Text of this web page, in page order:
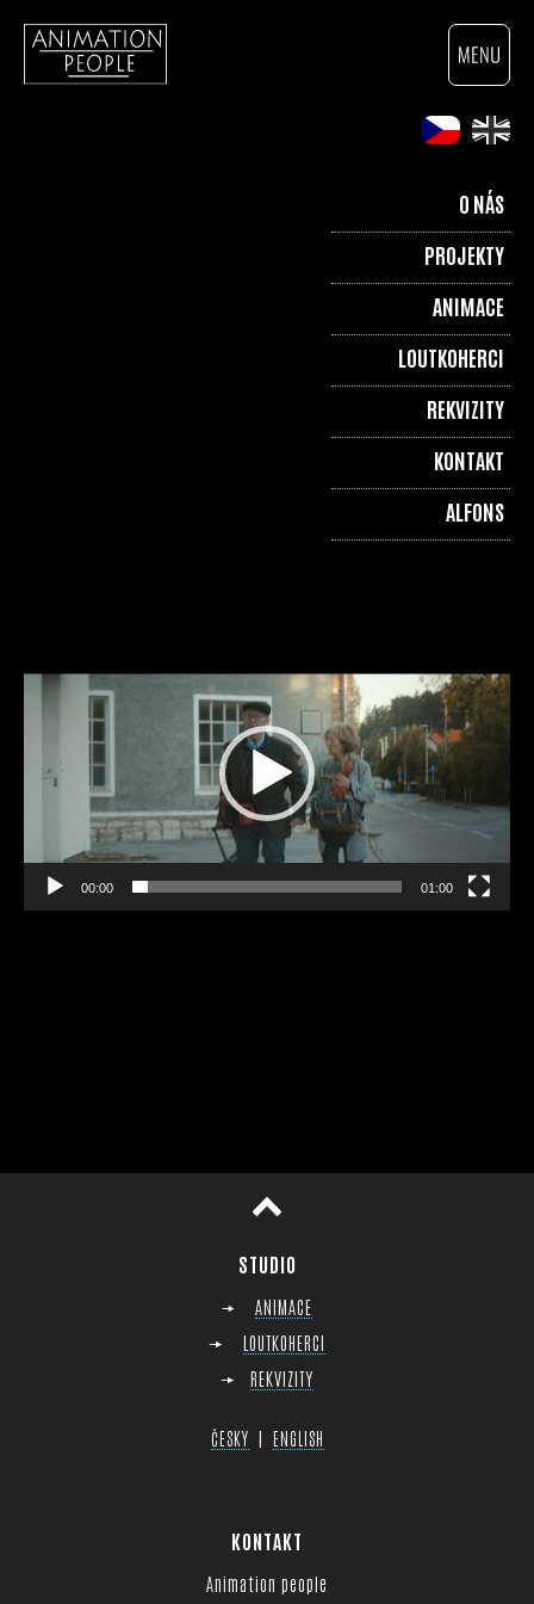
O NÁS
PROJEKTY
ANIMACE
LOUTKOHERCI
REKVIZITY
KONTAKT
ALFONS
přehrávač
00:00 01:00
STUDIO
ANIMACE
LOUTKOHERCI
REKVIZITY
ČESKY | ENGLISH
KONTAKT
Animation people